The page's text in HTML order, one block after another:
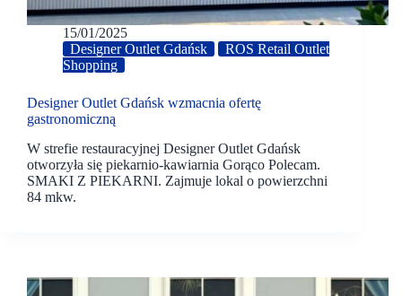
15/01/2025
Designer Outlet Gdańsk
ROS Retail Outlet
Shopping
Designer Outlet Gdańsk wzmacnia ofertę
gastronomiczną
W strefie restauracyjnej Designer Outlet Gdańsk
otworzyła się piekarnio-kawiarnia Gorąco Polecam.
SMAKI Z PIEKARNI. Zajmuje lokal o powierzchni
84 mkw.